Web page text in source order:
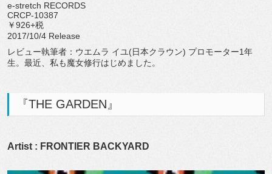
e-stretch RECORDS
CRCP-10387
￥926+税
2017/10/4 Release
レビュー執筆者：ウエムラ イユ(日本クラウン) プロモーター1年
生。最近、私も魔女修行はじめました。
『THE GARDEN』
Artist : FRONTIER BACKYARD